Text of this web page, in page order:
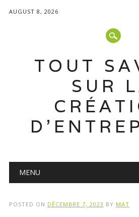
AUGUST 8, 2026
TOUT
SUR
Main menu
MENU
POSTED ON DÉCEMBRE 7, 2023 BY MAT